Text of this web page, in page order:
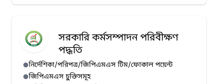
সরকারি কর্মসম্পাদন পরিবীক্ষণ
পদ্ধতি
নির্দেশিকা/পরিপত্র/জিপিএমএস টিম/ফোকাল পয়েন্ট
জিপিএমএস চু্ক্তিসমূহ